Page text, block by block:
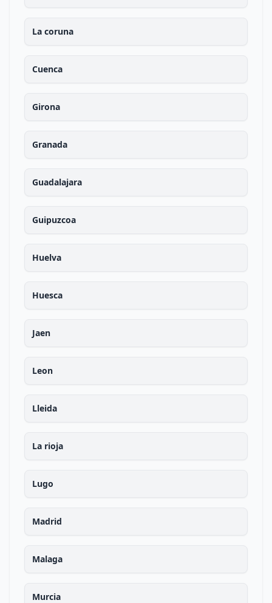
La coruna
Cuenca
Girona
Granada
Guadalajara
Guipuzcoa
Huelva
Huesca
Jaen
Leon
Lleida
La rioja
Lugo
Madrid
Malaga
Murcia